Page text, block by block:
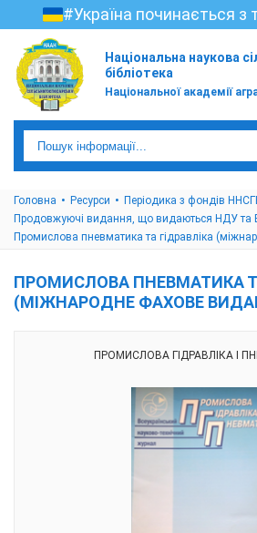
#Україна починається з
Національна наукова
бібліотека
Національної академії
Головна Ресурси
Періодика з фондів
Продовжуючі видання, що видаються НДУ та
Промислова пневматика та гідравліка
ПРОМИСЛОВА ПНЕВМАТИКА
(МІЖНАРОДНЕ ФАХОВЕ
ПРОМИСЛОВА ГІДРАВЛІКА І